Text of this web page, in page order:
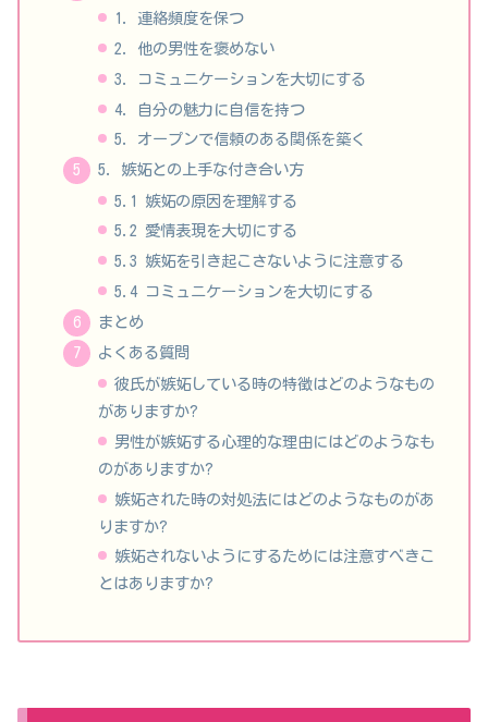
1. 連絡頻度を保つ
2. 他の男性を褒めない
3. コミュニケーションを大切にする
4. 自分の魅力に自信を持つ
5. オープンで信頼のある関係を築く
5. 嫉妬との上手な付き合い方
5.1 嫉妬の原因を理解する
5.2 愛情表現を大切にする
5.3 嫉妬を引き起こさないように注意する
5.4 コミュニケーションを大切にする
まとめ
よくある質問
彼氏が嫉妬している時の特徴はどのようなもの
がありますか?
男性が嫉妬する心理的な理由にはどのようなも
のがありますか?
嫉妬された時の対処法にはどのようなものがあ
りますか?
嫉妬されないようにするためには注意すべきこ
とはありますか?